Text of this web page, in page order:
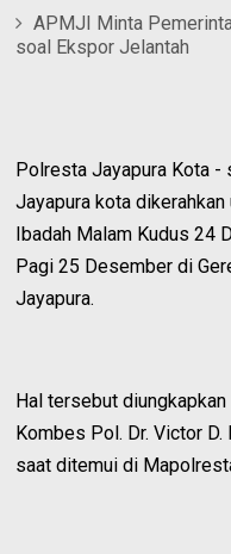
APMJI Minta
soal Ekspor Jelantah
Polresta Jayapura Kota
Jayapura kota
Ibadah Malam Kudus 24
Pagi 25 Desember di
Jayapura.
Hal tersebut
Kombes Pol. Dr. Victor D.
saat ditemui di